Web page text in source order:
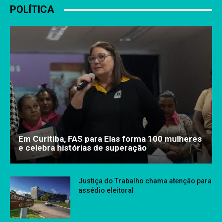
POLÍTICA
Em Curitiba, FAS para Elas forma 100 mulheres
e celebra histórias de superação
Justiça do Trabalho chama atenção para
assédio eleitoral